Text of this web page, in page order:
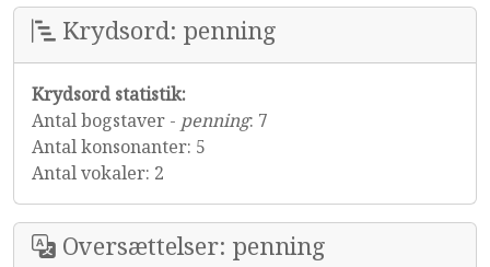
Krydsord: penning
Krydsord statistik:
Antal bogstaver - penning: 7
Antal konsonanter: 5
Antal vokaler: 2
Oversættelser: penning